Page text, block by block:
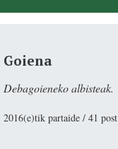
Goiena
Debagoieneko albisteak.
2016(e)tik partaide / 41 post